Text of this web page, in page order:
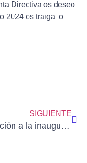
Directiva os deseo
2024 os traiga lo
SIGUIENTE
Invitación a la inauguración de la Exposición de MONA OMRANI «Un paseo por sus acuarelas» (viernes 21 de diciembre)